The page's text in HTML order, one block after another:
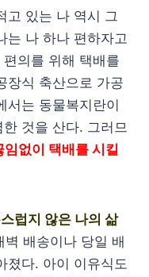
고 있는 나 역시 그
는 나 하나 편하자고
의를 위해 택배를
장식 축산으로 가공
서는 동물복지란이
것을 산다. 그러므
없이 택배를 시킬
럽지 않은 나의 삶
벽 배송이나 당일 배
졌다. 아이 이유식도